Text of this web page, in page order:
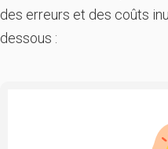
des erreurs et des coûts
dessous :